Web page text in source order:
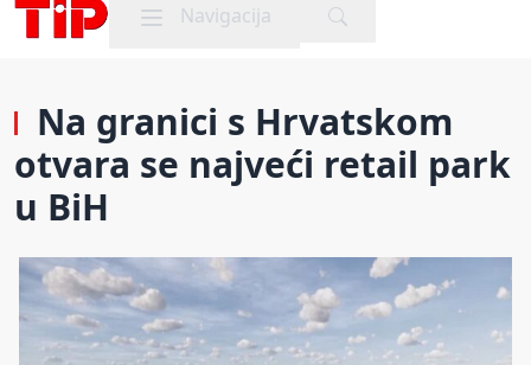
Mobile menu
Navigacija
Na granici s Hrvatskom
otvara se najveći retail park
u BiH